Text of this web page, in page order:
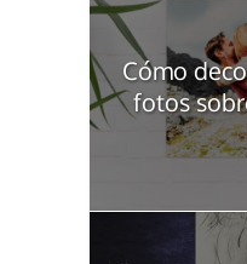
Cómo
fotos